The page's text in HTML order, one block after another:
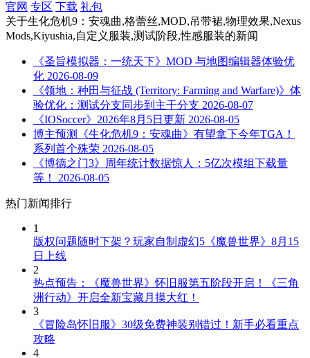
官网 专区 下载 礼包
关于生化危机9：安魂曲,格蕾丝,MOD,吊带裙,物理效果,Nexus
Mods,Kiyushia,自定义服装,测试阶段,性感服装的新闻
《圣旨模拟器：一统天下》MOD 与地图编辑器体验优
化 2026-08-09
《领地：种田与征战 (Territory: Farming and Warfare)》体
验优化：测试分支同步到主干分支 2026-08-07
《IOSoccer》2026年8月5日更新 2026-08-05
博主预测《生化危机9：安魂曲》有望拿下今年TGA！
系列首个殊荣 2026-08-05
《博德之门3》周年统计数据惊人：5亿次模组下载量
等！
2026-08-05
热门新闻排行
1
版权问题随时下架？玩家自制虚幻5《魔兽世界》8月15
日上线
2
热点预告：《魔兽世界》怀旧服第五阶段开启！《三角
洲行动》开启全新宝藏月摸大红！
3
《冒险岛怀旧服》30级免费神装别错过！新手必看重点
攻略
4